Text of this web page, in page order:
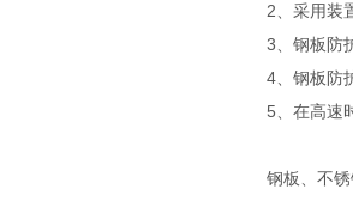
2、采用装
3、钢板防
4、钢板防
5、在高速
钢板、不